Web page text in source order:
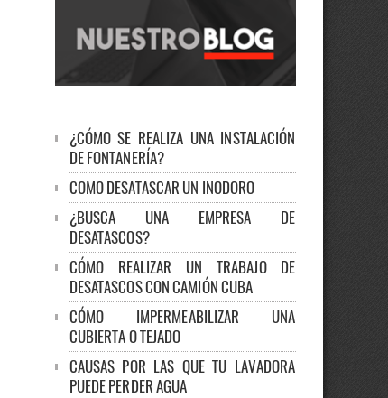
¿CÓMO SE REALIZA UNA INSTALACIÓN
DE FONTANERÍA?
COMO DESATASCAR UN INODORO
¿BUSCA UNA EMPRESA DE
DESATASCOS?
CÓMO REALIZAR UN TRABAJO DE
DESATASCOS CON CAMIÓN CUBA
CÓMO IMPERMEABILIZAR UNA
CUBIERTA O TEJADO
CAUSAS POR LAS QUE TU LAVADORA
PUEDE PERDER AGUA